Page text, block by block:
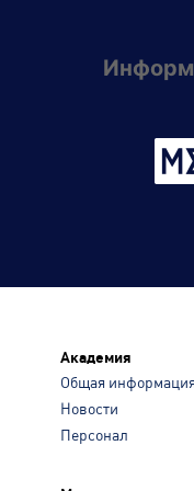
Академия
Общая информация
Новости
Персонал